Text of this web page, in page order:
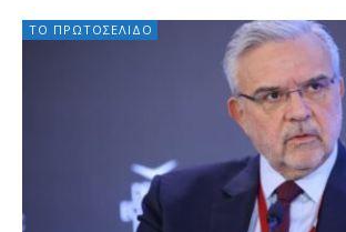
ΤΟ ΠΡΩΤΟΣΈΛΙΔΟ